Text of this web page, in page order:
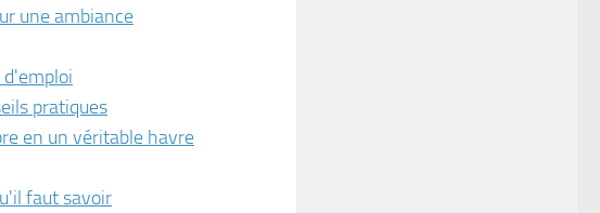
une ambiance
pratiques
en un véritable havre
faut savoir